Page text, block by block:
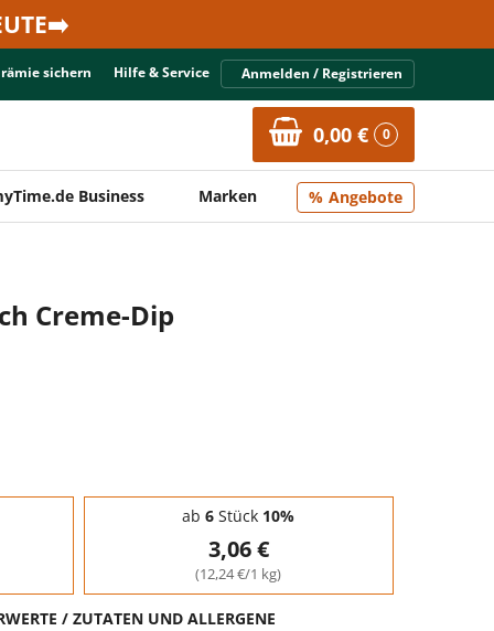
sichern Hilfe & Service Anmelden / Registrieren
0,00 € 0
Business Marken Angebote
Creme-Dip
ab 6 Stück 10%
3,06 €
(12,24 €/1 kg)
/ ZUTATEN UND ALLERGENE